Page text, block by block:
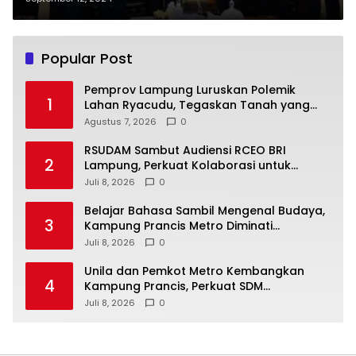
Kesejahteraan Masyarakat
Popular Post
1
Pemprov Lampung Luruskan Polemik
Lahan Ryacudu, Tegaskan Tanah yang
Dipersoalkan Bukan Aset Provinsi
Agustus 7, 2026 0
2
RSUDAM Sambut Audiensi RCEO BRI
Lampung, Perkuat Kolaborasi untuk
Pengembangan Layanan dan SDM
Juli 8, 2026 0
3
Belajar Bahasa Sambil Mengenal Budaya,
Kampung Prancis Metro Diminati
Masyarakat
Juli 8, 2026 0
4
Unila dan Pemkot Metro Kembangkan
Kampung Prancis, Perkuat SDM
Berwawasan Internasional
Juli 8, 2026 0